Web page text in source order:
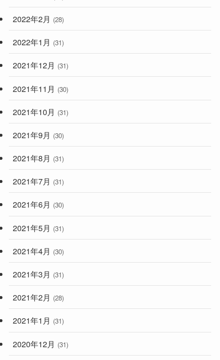
2022年2月 (28)
2022年1月 (31)
2021年12月 (31)
2021年11月 (30)
2021年10月 (31)
2021年9月 (30)
2021年8月 (31)
2021年7月 (31)
2021年6月 (30)
2021年5月 (31)
2021年4月 (30)
2021年3月 (31)
2021年2月 (28)
2021年1月 (31)
2020年12月 (31)